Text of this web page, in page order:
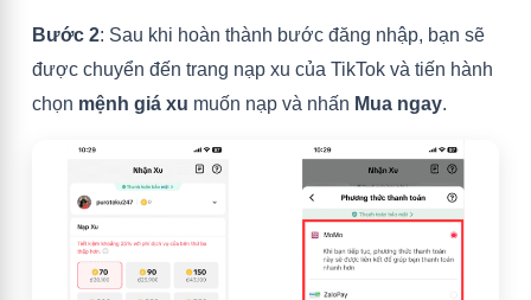
Bước 2: Sau khi hoàn thành bước đăng nhập, bạn sẽ
được chuyển đến trang nạp xu của TikTok và tiến hành
chọn mệnh giá xu muốn nạp và nhấn Mua ngay.